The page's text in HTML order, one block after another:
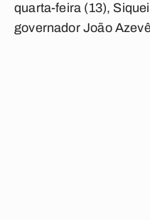
quarta-feira (13),
governador João